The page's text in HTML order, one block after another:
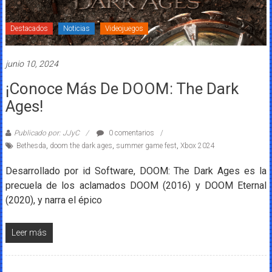
Destacados Noticias Videojuegos
junio 10, 2024
¡Conoce Más De DOOM: The Dark
Ages!
Publicado por: JJyC
0 comentarios
Bethesda, doom the dark ages, summer game fest, Xbox 2024
Desarrollado por id Software, DOOM: The Dark Ages es la
precuela de los aclamados DOOM (2016) y DOOM Eternal
(2020), y narra el épico
Leer más